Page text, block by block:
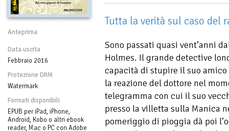
Anteprima
Data uscita
Febbraio 2016
Protezione DRM
Watermark
Formati disponibili
EPUB per iPad, iPhone,
Android, Kobo o altri ebook
reader, Mac o PC con Adobe
Tutta la verità sul caso del
Sono passati quasi vent’anni
Holmes. Il grande detective
capacità di stupire il suo
la reazione del dottore nel
telegramma con cui il suo
presso la villetta sulla Manica
pomeriggio di pioggia dà poi